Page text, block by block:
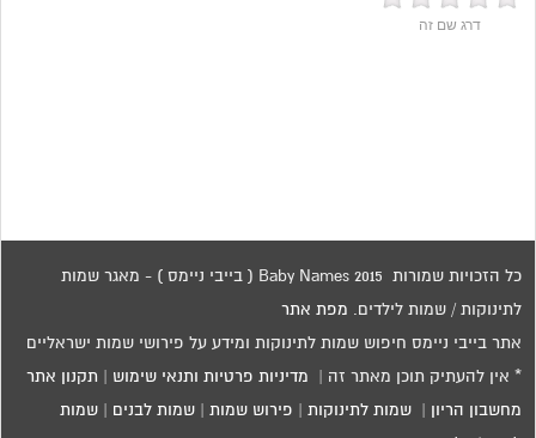
דרג שם זה
כל הזכויות שמורות 2015 Baby Names ( בייבי ניימס ) - מאגר שמות
לתינוקות / שמות לילדים. מפת אתר
אתר בייבי ניימס חיפוש שמות לתינוקות ומידע על פירושי שמות ישראליים
* אין להעתיק תוכן מאתר זה | מדיניות פרטיות ותנאי שימוש תקנון אתר
מחשבון הריון |שמות לתינוקות פירוש שמות |שמות לבנים |שמות